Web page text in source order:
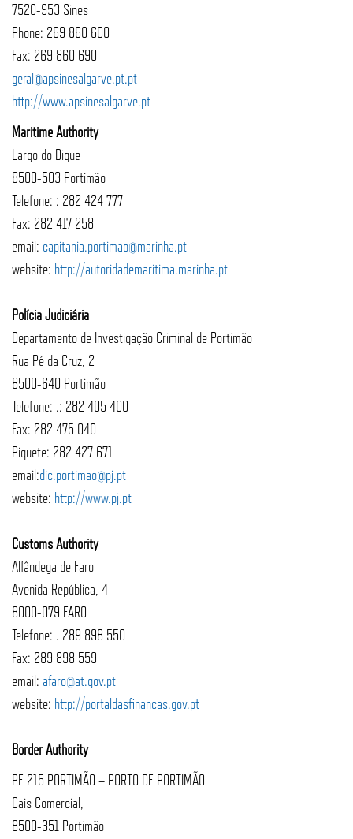
7520-953 Sines
Phone: 269 860 600
Fax: 269 860 690
geral@apsinesalgarve.pt.pt
http://www.apsinesalgarve.pt
Maritime Authority
Largo do Dique
8500-503 Portimão
Telefone: : 282 424 777
Fax: 282 417 258
email: capitania.portimao@marinha.pt
website: http://autoridademaritima.marinha.pt
Polícia Judiciária
Departamento de Investigação Criminal de Portimão
Rua Pé da Cruz, 2
8500-640 Portimão
Telefone: .: 282 405 400
Fax: 282 475 040
Piquete: 282 427 671
email:dic.portimao@pj.pt
website: http://www.pj.pt
Customs Authority
Alfândega de Faro
Avenida República, 4
8000-079 FARO
Telefone: . 289 898 550
Fax: 289 898 559
email: afaro@at.gov.pt
website: http://portaldasfinancas.gov.pt
Border Authority
PF 215 PORTIMÃO – PORTO DE PORTIMÃO
Cais Comercial,
8500-351 Portimão